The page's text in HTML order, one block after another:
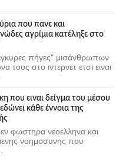
που πανε και
αγρίμια κατέληξε στο
πήγες" μισάνθρωπων
τους στο ιντερνετ ετσι ειναι
που ειναι δείγμα του μέσου
κάθε έννοια της
φωστηρα νεοελληνα και
νοημοσυνης που